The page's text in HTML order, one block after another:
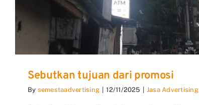
Sebutkan tujuan dari promosi
By semestaadvertising 12/11/2025 Jasa Advertising